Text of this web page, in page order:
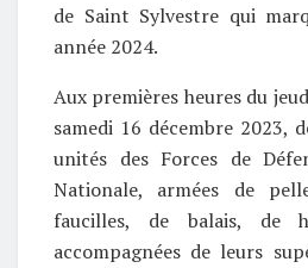
de Saint Sylvestre qui
année 2024.
Aux premières heures du
samedi 16 décembre 2023,
unités des Forces de
Nationale, armées de
faucilles, de balais, de
accompagnées de leurs